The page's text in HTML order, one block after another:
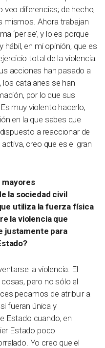
diferencias; de hecho,
mismos. Ahora trabajan
‘per se’, y lo es porque
en mi opinión, que es
total de la violencia.
acciones han pasado a
los catalanes se han
por lo que sus
muy violento hacerlo,
en la que sabes que
a reaccionar de
creo que es el gran
mayores
la sociedad civil
utiliza la fuerza física
la violencia que
justamente para
la violencia. El
pero no sólo el
pecamos de atribuir a
fueran única y
Estado cuando, en
Estado poco
Yo creo que el